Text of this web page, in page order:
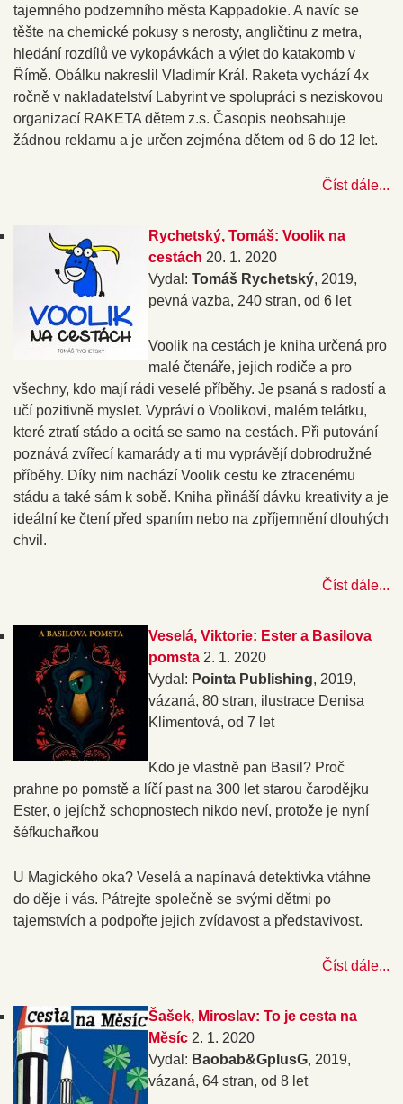
tajemného podzemního města Kappadokie. A navíc se
těšte na chemické pokusy s nerosty, angličtinu z metra,
hledání rozdílů ve vykopávkách a výlet do katakomb v
Římě. Obálku nakreslil Vladimír Král. Raketa vychází 4x
ročně v nakladatelství Labyrint ve spolupráci s neziskovou
organizací RAKETA dětem z.s. Časopis neobsahuje
žádnou reklamu a je určen zejména dětem od 6 do 12 let.
Číst dále...
Rychetský, Tomáš: Voolik na
cestách 20. 1. 2020
Vydal: Tomáš Rychetský, 2019,
pevná vazba, 240 stran, od 6 let
Voolik na cestách je kniha určená pro
malé čtenáře, jejich rodiče a pro
všechny, kdo mají rádi veselé příběhy. Je psaná s radostí a
učí pozitivně myslet. Vypráví o Voolikovi, malém telátku,
které ztratí stádo a ocitá se samo na cestách. Při putování
poznává zvířecí kamarády a ti mu vyprávějí dobrodružné
příběhy. Díky nim nachází Voolik cestu ke ztracenému
stádu a také sám k sobě. Kniha přináší dávku kreativity a je
ideální ke čtení před spaním nebo na zpříjemnění dlouhých
chvil.
Číst dále...
Veselá, Viktorie: Ester a Basilova
pomsta 2. 1. 2020
Vydal: Pointa Publishing, 2019,
vázaná, 80 stran, ilustrace Denisa
Klimentová, od 7 let
Kdo je vlastně pan Basil? Proč
prahne po pomstě a líčí past na 300 let starou čarodějku
Ester, o jejíchž schopnostech nikdo neví, protože je nyní
šéfkuchařkou
U Magického oka? Veselá a napínavá detektivka vtáhne
do děje i vás. Pátrejte společně se svými dětmi po
tajemstvích a podpořte jejich zvídavost a představivost.
Číst dále...
Šašek, Miroslav: To je cesta na
Měsíc 2. 1. 2020
Vydal: Baobab&GplusG, 2019,
vázaná, 64 stran, od 8 let